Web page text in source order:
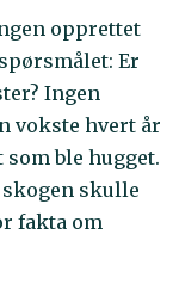
opprettet
Er
Ingen
vokste hvert år
ble hugget.
skulle
fakta om